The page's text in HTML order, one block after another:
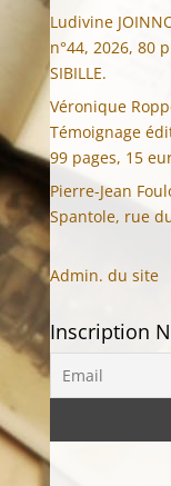
Ludivine
n°44, 2026, 80
SIBILLE.
Véronique
Témoignage
99 pages, 15
Pierre-Jean
Spantole, rue
Admin. du site
Inscription